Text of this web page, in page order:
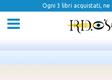
Ogni 3 libri acquistati,